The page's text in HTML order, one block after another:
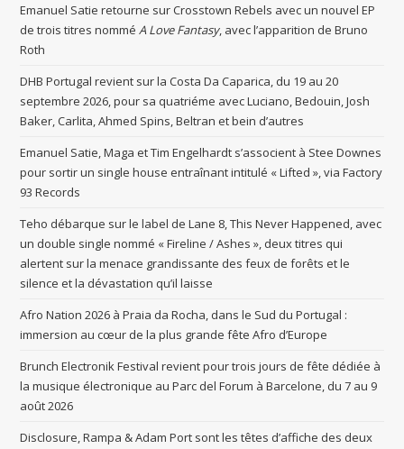
Emanuel Satie retourne sur Crosstown Rebels avec un nouvel EP
de trois titres nomméA Love Fantasy, avec l’apparition de Bruno
Roth
DHB Portugal revient sur la Costa Da Caparica, du 19 au 20
septembre 2026, pour sa quatriéme avec Luciano, Bedouin, Josh
Baker, Carlita, Ahmed Spins, Beltran et bein d’autres
Emanuel Satie, Maga et Tim Engelhardt s’associent à Stee Downes
pour sortir un single house entraînant intitulé « Lifted », via Factory
93 Records
Teho débarque sur le label de Lane 8, This Never Happened, avec
un double single nommé « Fireline / Ashes », deux titres qui
alertent sur la menace grandissante des feux de forêts et le
silence et la dévastation qu’il laisse
Afro Nation 2026 à Praia da Rocha, dans le Sud du Portugal :
immersion au cœur de la plus grande fête Afro d’Europe
Brunch Electronik Festival revient pour trois jours de fête dédiée à
la musique électronique au Parc del Forum à Barcelone, du 7 au 9
août 2026
Disclosure, Rampa & Adam Port sont les têtes d’affiche des deux